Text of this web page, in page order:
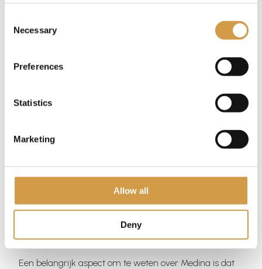
Selection
Necessary
Preferences
Statistics
Marketing
Allow all
Deny
Toegang en beperkingen
Een belangrijk aspect om te weten over Medina is dat